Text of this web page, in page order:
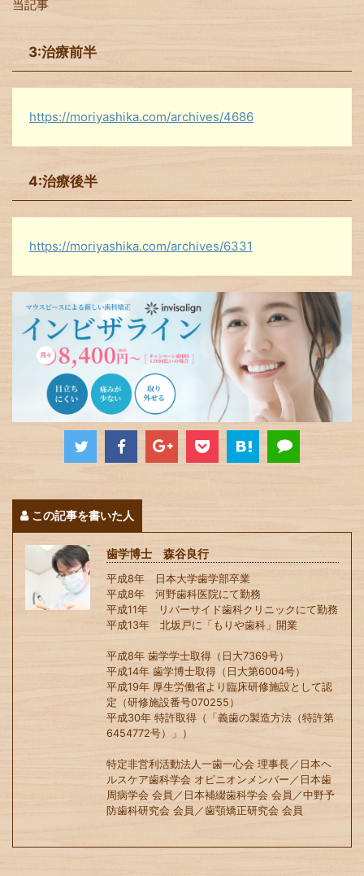
当記事
3:治療前半
https://moriyashika.com/archives/4686
4:治療後半
https://moriyashika.com/archives/6331
この記事を書いた人
歯学博士 森谷良行
平成8年 日本大学歯学部卒業
平成8年 河野歯科医院にて勤務
平成11年 リバーサイド歯科クリニックにて勤務
平成13年 北坂戸に「もりや歯科」開業
平成8年 歯学学士取得（日大7369号）
平成14年 歯学博士取得（日大第6004号）
平成19年 厚生労働省より臨床研修施設として認
定（研修施設番号070255）
平成30年 特許取得（「義歯の製造方法（特許第
6454772号）」）
特定非営利活動法人一歯一心会 理事長／日本ヘ
ルスケア歯科学会 オピニオンメンバー／日本歯
周病学会 会員／日本補綴歯科学会 会員／中野予
防歯科研究会 会員／歯顎矯正研究会 会員